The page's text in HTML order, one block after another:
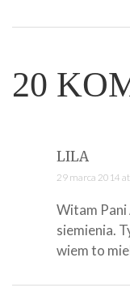
20
LILA
29 marca 2014
Witam Pani
siemienia.
wiem to